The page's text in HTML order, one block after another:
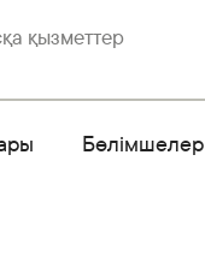
қызметтер
Бөлімшелер